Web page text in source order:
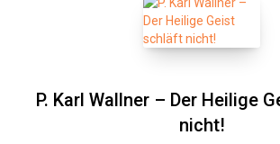
P. Karl Wallner – Der Heilige
nicht!